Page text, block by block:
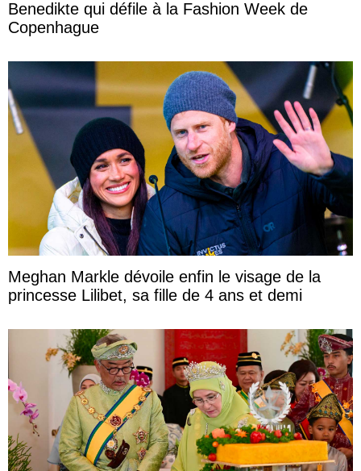
Benedikte qui défile à la Fashion Week de
Copenhague
Meghan Markle dévoile enfin le visage de la
princesse Lilibet, sa fille de 4 ans et demi